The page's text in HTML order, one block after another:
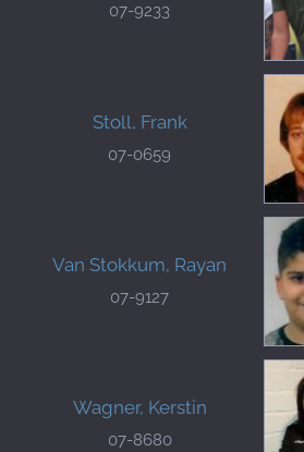
07-9233
Stoll, Frank
07-0659
Van Stokkum, Rayan
07-9127
Wagner, Kerstin
07-8680